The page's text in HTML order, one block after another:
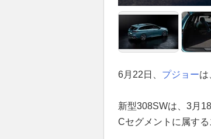
6月22日、 プジョーは
新型308SWは、3月
Cセグメントに属する